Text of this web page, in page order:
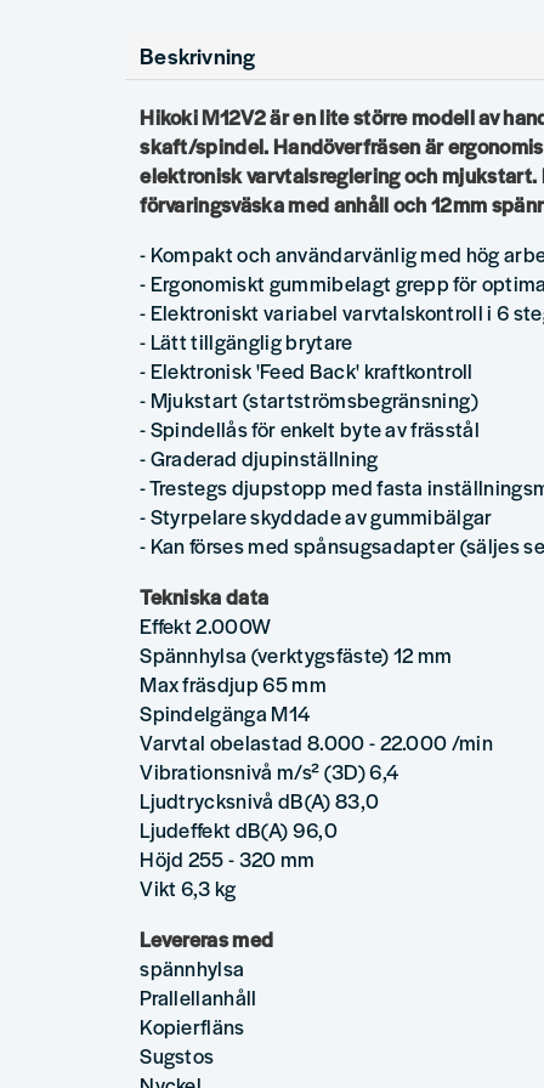
Beskrivning
Hikoki M12V2 är en lite större modell av
skaft/spindel. Handöverfräsen är
elektronisk varvtalsreglering och mjukstart.
förvaringsväska med anhåll och 12mm
- Kompakt och användarvänlig med hög
- Ergonomiskt gummibelagt grepp för
- Elektroniskt variabel varvtalskontroll i 6
- Lätt tillgänglig brytare
- Elektronisk 'Feed Back' kraftkontroll
- Mjukstart (startströmsbegränsning)
- Spindellås för enkelt byte av frässtål
- Graderad djupinställning
- Trestegs djupstopp med fasta
- Styrpelare skyddade av gummibälgar
- Kan förses med spånsugsadapter (säljes
Tekniska data
Effekt 2.000W
Spännhylsa (verktygsfäste) 12 mm
Max fräsdjup 65 mm
Spindelgänga M14
Varvtal obelastad 8.000 - 22.000 /min
Vibrationsnivå m/s² (3D) 6,4
Ljudtrycksnivå dB(A) 83,0
Ljudeffekt dB(A) 96,0
Höjd 255 - 320 mm
Vikt 6,3 kg
Levereras med
spännhylsa
Prallellanhåll
Kopierfläns
Sugstos